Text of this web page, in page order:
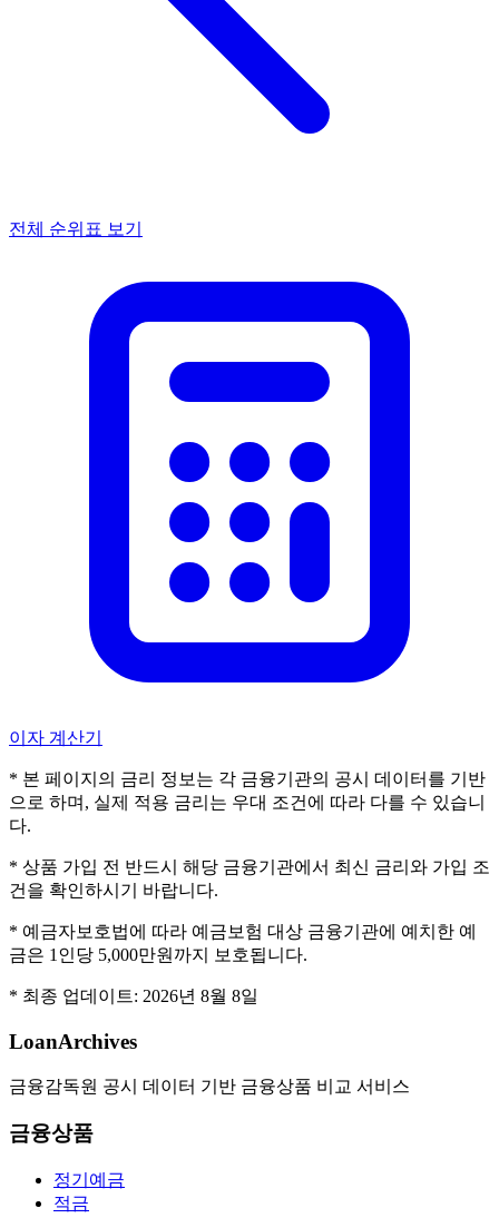
전체 순위표 보기
이자 계산기
* 본 페이지의 금리 정보는 각 금융기관의 공시 데이터를 기반
으로 하며, 실제 적용 금리는 우대 조건에 따라 다를 수 있습니
다.
* 상품 가입 전 반드시 해당 금융기관에서 최신 금리와 가입 조
건을 확인하시기 바랍니다.
* 예금자보호법에 따라 예금보험 대상 금융기관에 예치한 예
금은 1인당 5,000만원까지 보호됩니다.
* 최종 업데이트: 2026년 8월 8일
LoanArchives
금융감독원 공시 데이터 기반 금융상품 비교 서비스
금융상품
정기예금
적금